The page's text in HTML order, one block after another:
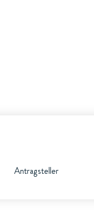
Antragsteller